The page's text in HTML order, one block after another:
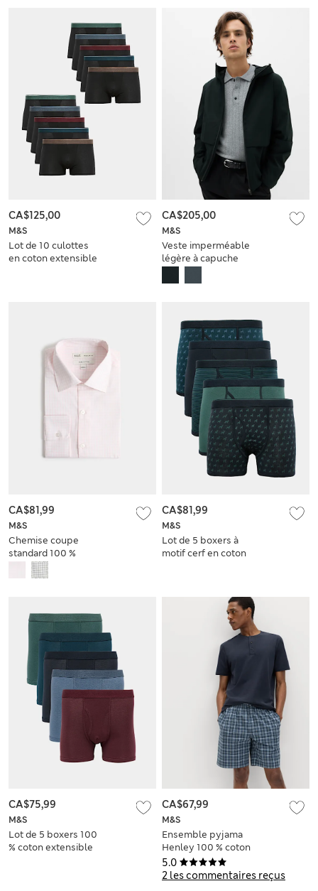
M&S
Lot de 10 culottes
en coton extensible
CA$125,00
M&S
Veste imperméable
légère à capuche
CA$205,00
M&S
Chemise coupe
standard 100 %
coton à carreaux
CA$81,99
M&S
Lot de 5 boxers à
motif cerf en coton
CA$81,99
M&S
Lot de 5 boxers 100
% coton extensible
CA$75,99
5.0
2 les commentaires reçus
M&S
Ensemble pyjama
Henley 100 % coton
à carreaux
CA$67,99